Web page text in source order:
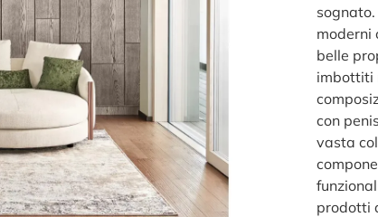
moderni
belle
imbottiti
con
vasta
prodotti